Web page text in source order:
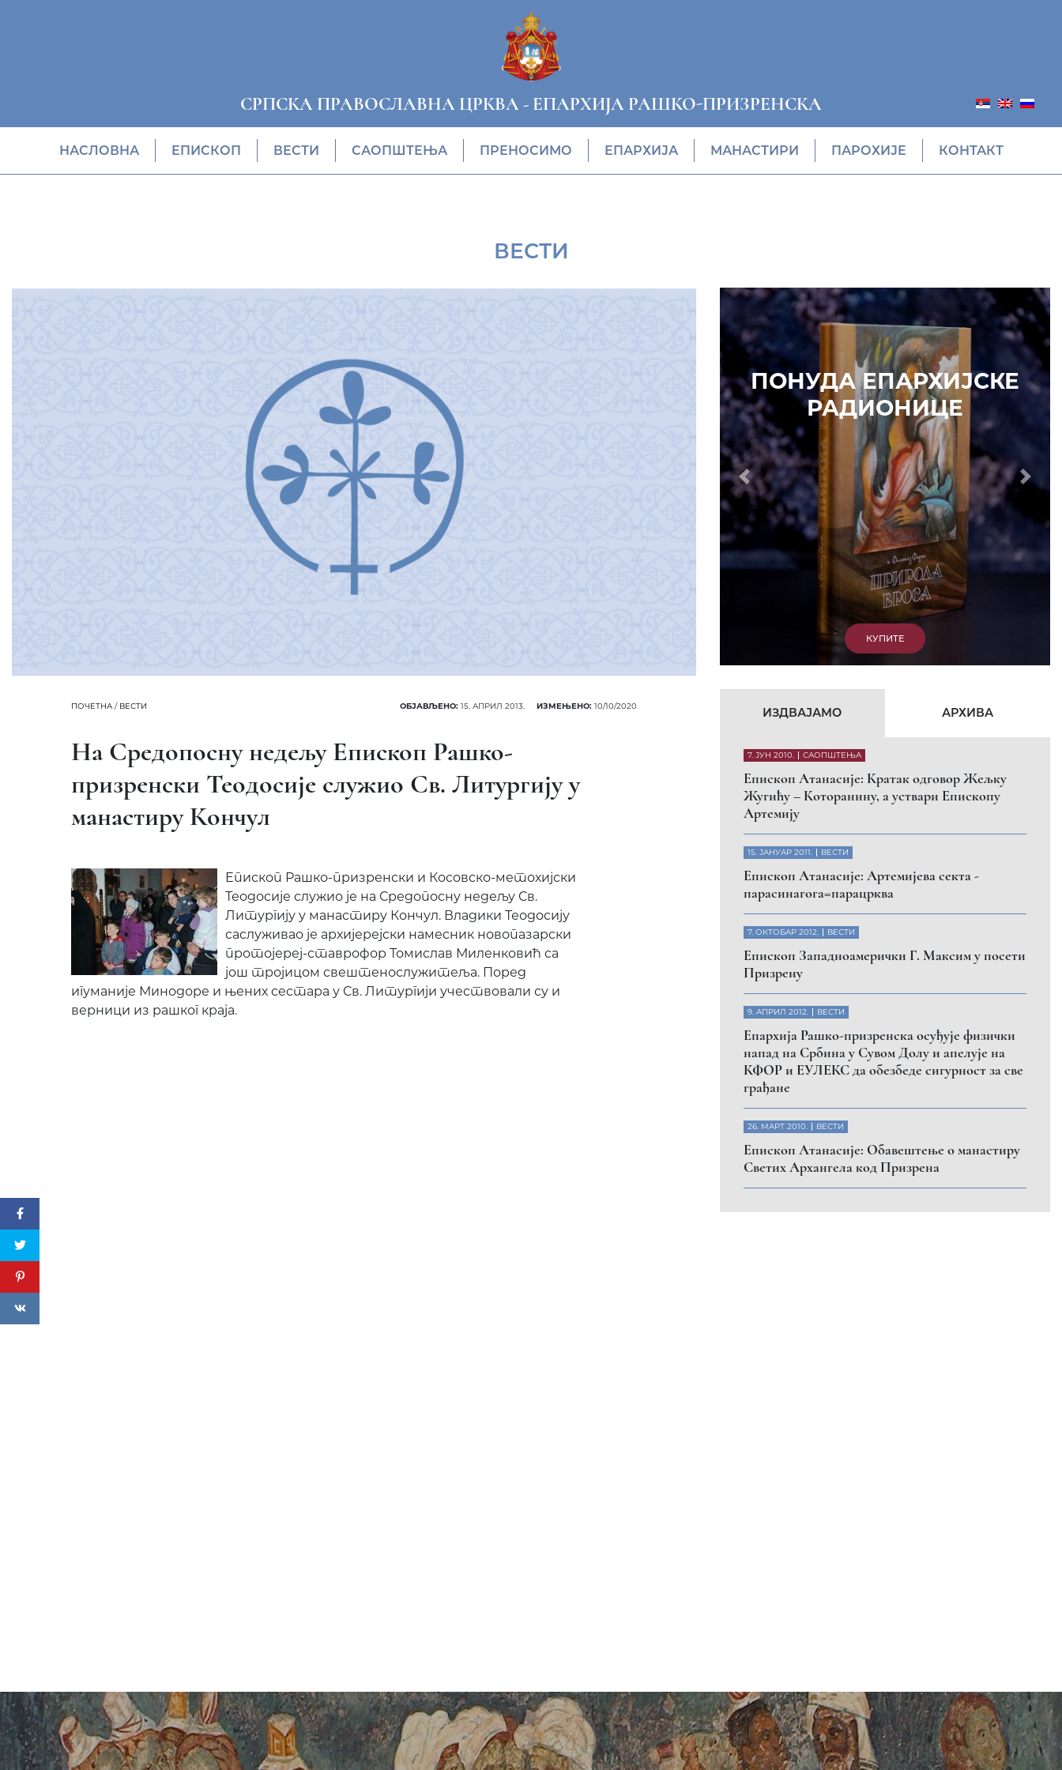
СРПСКА ПРАВОСЛАВНА ЦРКВА- ЕПАРХИЈА РАШКО-ПРИЗРЕНСКА
НАСЛОВНА EПИСКОП ВЕСТИ САОПШТЕЊА ПРЕНОСИМО ЕПАРХИЈА МАНАСТИРИ ПАРОХИЈЕ КОНТАКТ
ВЕСТИ
ПОЧЕТНА/ ВЕСТИ ОБЈАВЉЕНО: 15. АПРИЛ 2013. ИЗМЕЊЕНО: 10/10/2020
На Средопосну недељу Епископ Рашко-
призренски Теодосије служио Св. Литургију у
манастиру Кончул
Епископ Рашко-призренски и Косовско-метохијски
Теодосије служио је на Средопосну недељу Св.
Литургију у манастиру Кончул. Владики Теодосију
саслуживао је архијерејски намесник новопазарски
протојереј-ставрофор Томислав Миленковић са
још тројицом свештенослужитеља. Поред
игуманије Минодоре и њених сестара у Св. Литургији учествовали су и
верници из рашког краја.
ПОНУДА ЕПАРХИЈСКЕ
ПОНУДА ЕПАРХИЈСКЕ
РАДИОНИЦЕ
КУПИТЕ
Prethodni
ИЗДВАЈАМО АРХИВА
7. ЈУН 2010. САОПШТЕЊА
Eпископ Атанасије: Кратак одговор Жељку
Жугићу – Которанину, а уствари Епископу
Артемију
15. ЈАНУАР 2011. ВЕСТИ
Eпископ Атанасије: Артемијева секта -
парасинагога=парацрква
7. ОКТОБАР 2012. ВЕСТИ
Eпископ Западноамерички Г. Максим у посети
Призрену
9. АПРИЛ 2012. ВЕСТИ
Eпархија Рашко-призренска осуђује физички
напад на Србина у Сувом Долу и апелује на
КФОР и ЕУЛЕКС да обезбеде сигурност за све
грађане
26. МАРТ 2010. ВЕСТИ
Eпископ Атанасије: Обавештење о манастиру
Светих Архангела код Призрена